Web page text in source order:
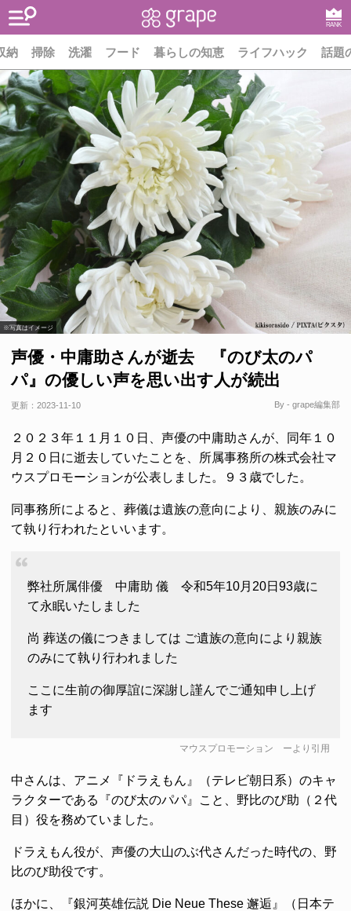
RANK
納 掃除 洗濯 フード 暮らしの知恵 ライフハック 話題
※写真はイメージ
声優・中庸助さんが逝去 『のび太のパ
パ』の優しい声を思い出す人が続出
更新： 2023-11-10 By - grape編集部
２０２３年１１月１０日、声優の中庸助さんが、同年１０
月２０日に逝去していたことを、所属事務所の株式会社マ
ウスプロモーションが公表しました。９３歳でした。
同事務所によると、葬儀は遺族の意向により、親族のみに
て執り行われたといいます。
弊社所属俳優 中庸助 儀 令和5年10月20日93歳に
て永眠いたしました
尚 葬送の儀につきましては ご遺族の意向により親族
のみにて執り行われました
ここに生前の御厚誼に深謝し謹んでご通知申し上げ
ます
マウスプロモーション ーより引用
中さんは、アニメ『ドラえもん』（テレビ朝日系）のキャ
ラクターである『のび太のパパ』こと、野比のび助（２代
目）役を務めていました。
ドラえもん役が、声優の大山のぶ代さんだった時代の、野
比のび助役です。
ほかに、『銀河英雄伝説 Die Neue These 邂逅』（日本テ